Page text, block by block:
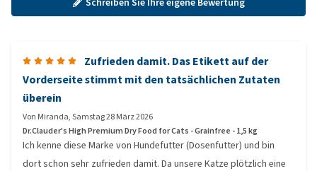
Zufrieden damit. Das Etikett auf der
Vorderseite stimmt mit den tatsächlichen Zutaten
überein
Von Miranda,Samstag 28 März 2026
Dr.Clauder's High Premium Dry Food for Cats - Grainfree - 1,5 kg
Ich kenne diese Marke von Hundefutter (Dosenfutter) und bin
dort schon sehr zufrieden damit. Da unsere Katze plötzlich eine